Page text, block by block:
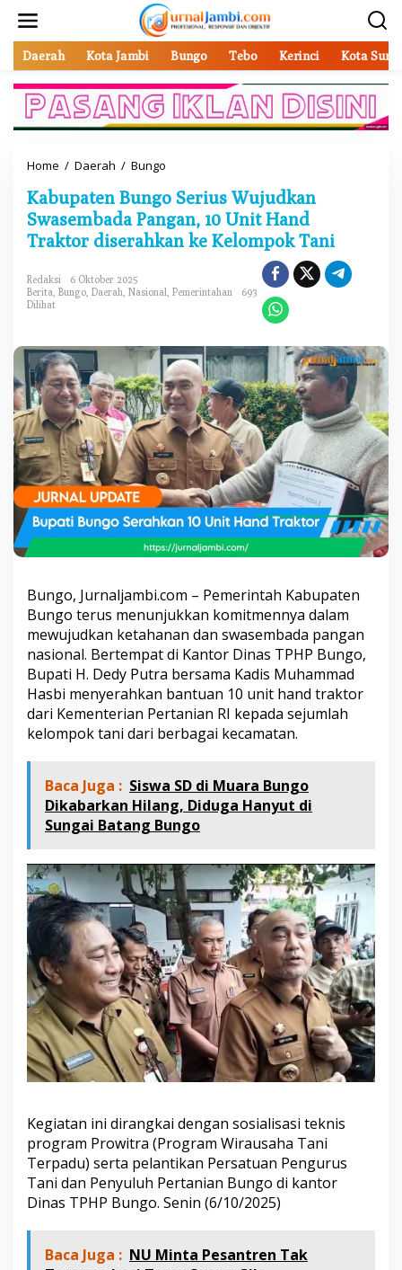
Daerah Kota Jambi Bungo Tebo Kerinci Kota
Home / Daerah / Bungo
b
u
p
a
n
n
g
o
S
e
r
i
u
s
W
u
j
u
d
n
S
w
a
e
m
b
a
P
a
n
g
n
,
1
0
U
n
i
t
H
a
n
d
T
r
a
t
r
d
i
s
a
h
Kabupaten Bungo Serius Wujudkan
Swasembada Pangan, 10 Unit Hand
Traktor diserahkan ke Kelompok Tani
Redaksi
6 Oktober 2025
Berita Bungo Daerah Nasional Pemerintahan
693
Dilihat
Bungo, Jurnaljambi.com – Pemerintah Kabupaten
Bungo terus menunjukkan komitmennya dalam
mewujudkan ketahanan dan swasembada pangan
nasional. Bertempat di Kantor Dinas TPHP Bungo,
Bupati H. Dedy Putra bersama Kadis Muhammad
Hasbi menyerahkan bantuan 10 unit hand traktor
dari Kementerian Pertanian RI kepada sejumlah
kelompok tani dari berbagai kecamatan.
Baca Juga : Siswa SD di Muara Bungo
Dikabarkan Hilang, Diduga Hanyut di
Sungai Batang Bungo
Kegiatan ini dirangkai dengan sosialisasi teknis
program Prowitra (Program Wirausaha Tani
Terpadu) serta pelantikan Persatuan Pengurus
Tani dan Penyuluh Pertanian Bungo di kantor
Dinas TPHP Bungo. Senin (6/10/2025)
Baca Juga : NU Minta Pesantren Tak